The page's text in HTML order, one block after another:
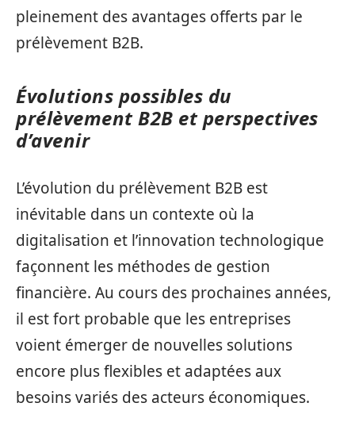
pleinement des avantages offerts par le
prélèvement B2B.
Évolutions possibles du
prélèvement B2B et perspectives
d’avenir
L’évolution du prélèvement B2B est
inévitable dans un contexte où la
digitalisation et l’innovation technologique
façonnent les méthodes de gestion
financière. Au cours des prochaines années,
il est fort probable que les entreprises
voient émerger de nouvelles solutions
encore plus flexibles et adaptées aux
besoins variés des acteurs économiques.